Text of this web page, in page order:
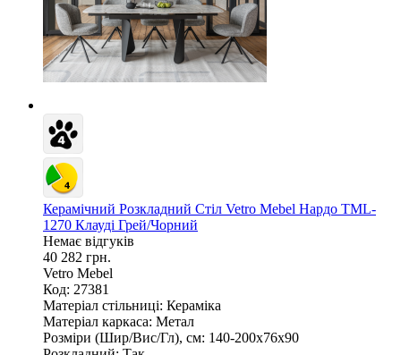
Керамічний Розкладний Стіл Vetro Mebel Нардо TML-
1270 Клауді Грей/Чорний
Немає відгуків
40 282 грн.
Vetro Mebel
Код: 27381
Матеріал стільниці: Кераміка
Матеріал каркаса: Метал
Розміри (Шир/Вис/Гл), см: 140-200х76х90